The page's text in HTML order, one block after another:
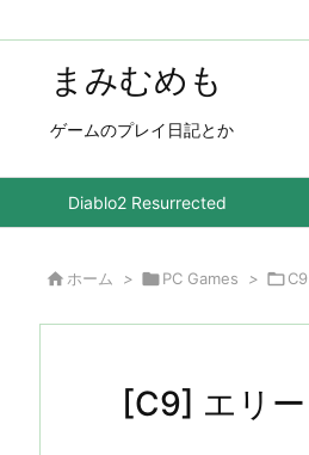
まみむめも
ゲームのプレイ日記とか
Diablo2 Resurrected
 ホーム > PC Games > C9
[C9] エリ